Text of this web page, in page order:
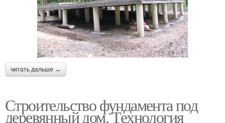
читать дальше →
Строительство фундамента под
деревянный дом. Технология